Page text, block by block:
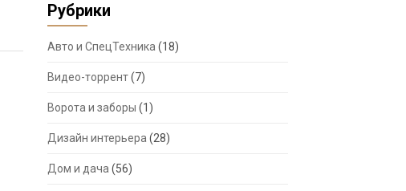
Рубрики
Авто и СпецТехника (18)
Видео-торрент(7)
Ворота и заборы (1)
Дизайн интерьера (28)
Дом и дача (56)